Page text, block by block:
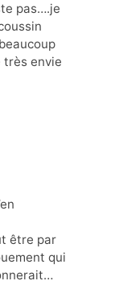
pas….je
très envie
être par
qui